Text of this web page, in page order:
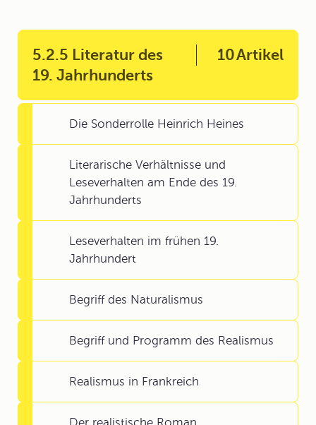
5.2.5 Literatur des
19. Jahrhunderts
10Artikel
Die Sonderrolle Heinrich Heines
Literarische Verhältnisse und
Leseverhalten am Ende des 19.
Jahrhunderts
Leseverhalten im frühen 19.
Jahrhundert
Begriff des Naturalismus
Begriff und Programm des Realismus
Realismus in Frankreich